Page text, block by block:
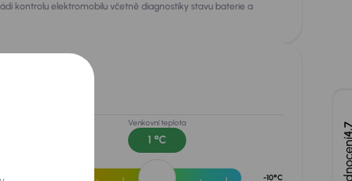
kontrolu elektromobilu včetně diagnostiky stavu baterie a
Venkovní teplota
1 °C
-10°C